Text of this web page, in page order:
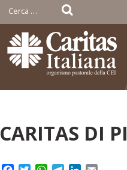
Ricerca
per:
CARITAS DI